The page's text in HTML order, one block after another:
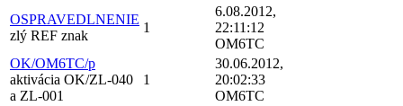
OSPRAVEDLNENIE
zlý REF znak
1
6.08.2012,
22:11:12
OM6TC
OK/OM6TC/p
aktivácia OK/ZL-040
a ZL-001
1
30.06.2012,
20:02:33
OM6TC